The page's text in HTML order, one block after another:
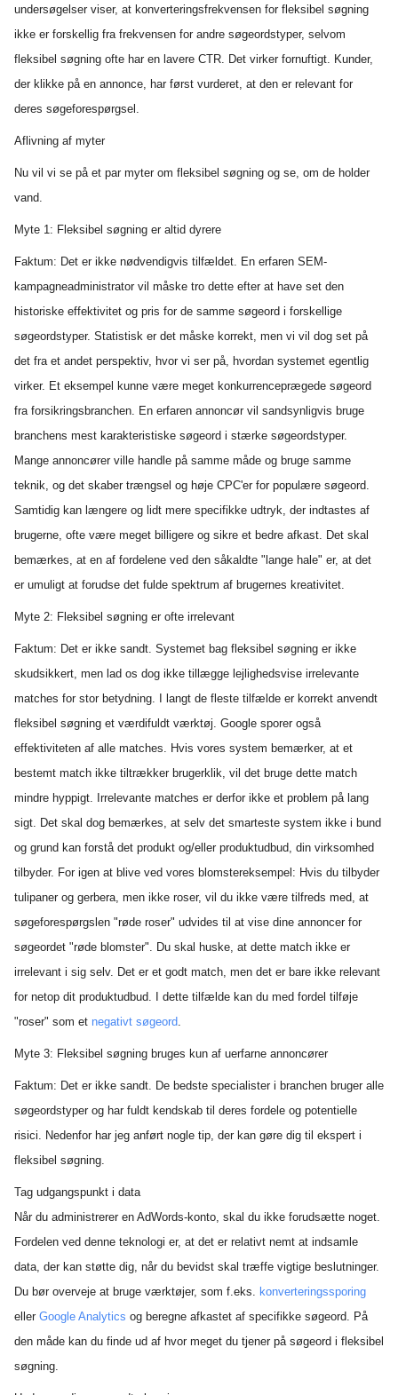
undersøgelser viser, at konverteringsfrekvensen for fleksibel søgning
ikke er forskellig fra frekvensen for andre søgeordstyper, selvom
fleksibel søgning ofte har en lavere CTR. Det virker fornuftigt. Kunder,
der klikke på en annonce, har først vurderet, at den er relevant for
deres søgeforespørgsel.
Aflivning af myter
Nu vil vi se på et par myter om fleksibel søgning og se, om de holder
vand.
Myte 1: Fleksibel søgning er altid dyrere
Faktum: Det er ikke nødvendigvis tilfældet. En erfaren SEM-
kampagneadministrator vil måske tro dette efter at have set den
historiske effektivitet og pris for de samme søgeord i forskellige
søgeordstyper. Statistisk er det måske korrekt, men vi vil dog set på
det fra et andet perspektiv, hvor vi ser på, hvordan systemet egentlig
virker. Et eksempel kunne være meget konkurrenceprægede søgeord
fra forsikringsbranchen. En erfaren annoncør vil sandsynligvis bruge
branchens mest karakteristiske søgeord i stærke søgeordstyper.
Mange annoncører ville handle på samme måde og bruge samme
teknik, og det skaber trængsel og høje CPC'er for populære søgeord.
Samtidig kan længere og lidt mere specifikke udtryk, der indtastes af
brugerne, ofte være meget billigere og sikre et bedre afkast. Det skal
bemærkes, at en af fordelene ved den såkaldte "lange hale" er, at det
er umuligt at forudse det fulde spektrum af brugernes kreativitet.
Myte 2: Fleksibel søgning er ofte irrelevant
Faktum: Det er ikke sandt. Systemet bag fleksibel søgning er ikke
skudsikkert, men lad os dog ikke tillægge lejlighedsvise irrelevante
matches for stor betydning. I langt de fleste tilfælde er korrekt anvendt
fleksibel søgning et værdifuldt værktøj. Google sporer også
effektiviteten af alle matches. Hvis vores system bemærker, at et
bestemt match ikke tiltrækker brugerklik, vil det bruge dette match
mindre hyppigt. Irrelevante matches er derfor ikke et problem på lang
sigt. Det skal dog bemærkes, at selv det smarteste system ikke i bund
og grund kan forstå det produkt og/eller produktudbud, din virksomhed
tilbyder. For igen at blive ved vores blomstereksempel: Hvis du tilbyder
tulipaner og gerbera, men ikke roser, vil du ikke være tilfreds med, at
søgeforespørgslen "røde roser" udvides til at vise dine annoncer for
søgeordet "røde blomster". Du skal huske, at dette match ikke er
irrelevant i sig selv. Det er et godt match, men det er bare ikke relevant
for netop dit produktudbud. I dette tilfælde kan du med fordel tilføje
"roser" som et negativt søgeord.
Myte 3: Fleksibel søgning bruges kun af uerfarne annoncører
Faktum: Det er ikke sandt. De bedste specialister i branchen bruger alle
søgeordstyper og har fuldt kendskab til deres fordele og potentielle
risici. Nedenfor har jeg anført nogle tip, der kan gøre dig til ekspert i
fleksibel søgning.
Tag udgangspunkt i data
Når du administrerer en AdWords-konto, skal du ikke forudsætte noget.
Fordelen ved denne teknologi er, at det er relativt nemt at indsamle
data, der kan støtte dig, når du bevidst skal træffe vigtige beslutninger.
Du bør overveje at bruge værktøjer, som f.eks. konverteringssporing
eller Google Analytics og beregne afkastet af specifikke søgeord. På
den måde kan du finde ud af hvor meget du tjener på søgeord i fleksibel
søgning.